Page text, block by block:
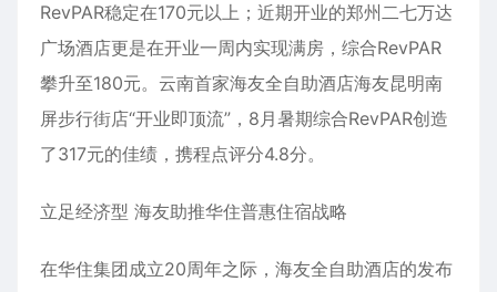
RevPAR稳定在170元以上；近期开业的郑州二七万达
广场酒店更是在开业一周内实现满房，综合RevPAR
攀升至180元。云南首家海友全自助酒店海友昆明南
屏步行街店“开业即顶流”，8月暑期综合RevPAR创造
了317元的佳绩，携程点评分4.8分。
立足经济型 海友助推华住普惠住宿战略
在华住集团成立20周年之际，海友全自助酒店的发布